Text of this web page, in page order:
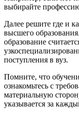
выбирайте
Далее решите где и
высшего
образование
поступления в вуз.
Помните, что
ознакомьтесь с
материальную
указывается за